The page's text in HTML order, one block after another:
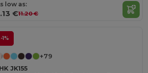
low as:
€11.20 €
-1%
+79
JK155